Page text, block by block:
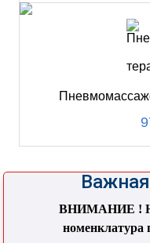
ВНИМАНИЕ ! На
номенклатура